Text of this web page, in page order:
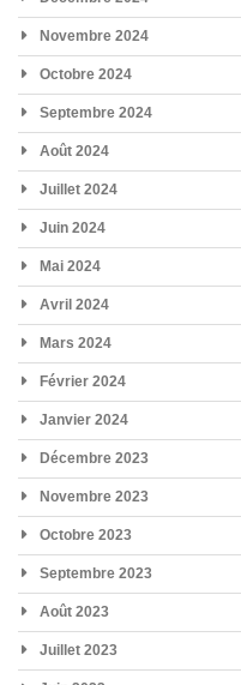
Novembre 2024
Octobre 2024
Septembre 2024
Août 2024
Juillet 2024
Juin 2024
Mai 2024
Avril 2024
Mars 2024
Février 2024
Janvier 2024
Décembre 2023
Novembre 2023
Octobre 2023
Septembre 2023
Août 2023
Juillet 2023